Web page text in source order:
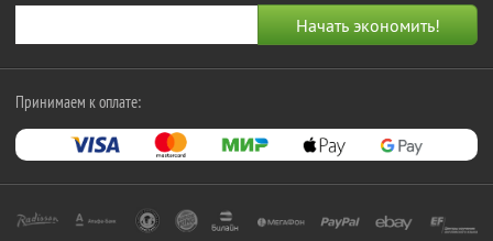
Принимаем к оплате: